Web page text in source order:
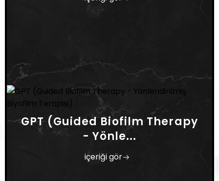
GPT (Guided Biofilm Therapy
- Yönle...
içeriği gör